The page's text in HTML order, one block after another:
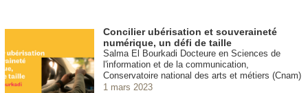
Concilier ubérisation et souveraineté
numérique, un défi de taille
Salma El Bourkadi Docteure en Sciences de
l'information et de la communication,
Conservatoire national des arts et métiers (Cnam)
1 mars 2023